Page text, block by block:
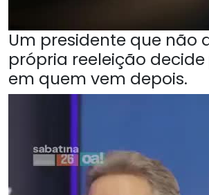
Um presidente que não
própria reeleição
em quem vem depois.